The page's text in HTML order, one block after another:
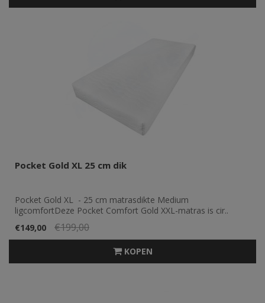
Pocket Gold XL 25 cm dik
Pocket Gold XL - 25 cm matrasdikte Medium
ligcomfortDeze Pocket Comfort Gold XXL-matras is cir..
€149,00
€199,00
KOPEN